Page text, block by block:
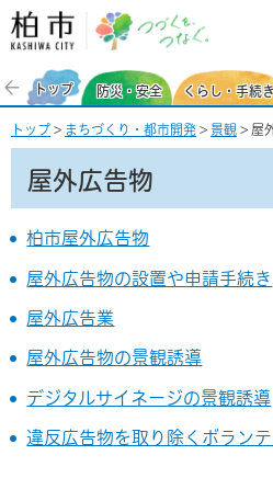
柏市 つづくを、
トップ 防災・安全 くらし・手続
トップ > まちづくり・都市開発 > 景観 > 屋
屋外広告物
柏市屋外広告物
屋外広告物の設置や申請手続き
屋外広告業
屋外広告物の景観誘導
デジタルサイネージの景観誘導
違反広告物を取り除くボラン